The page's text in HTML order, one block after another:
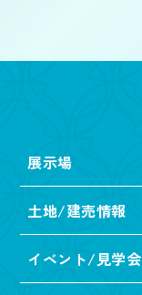
展示場
土地/建売情報
イベント/見学会